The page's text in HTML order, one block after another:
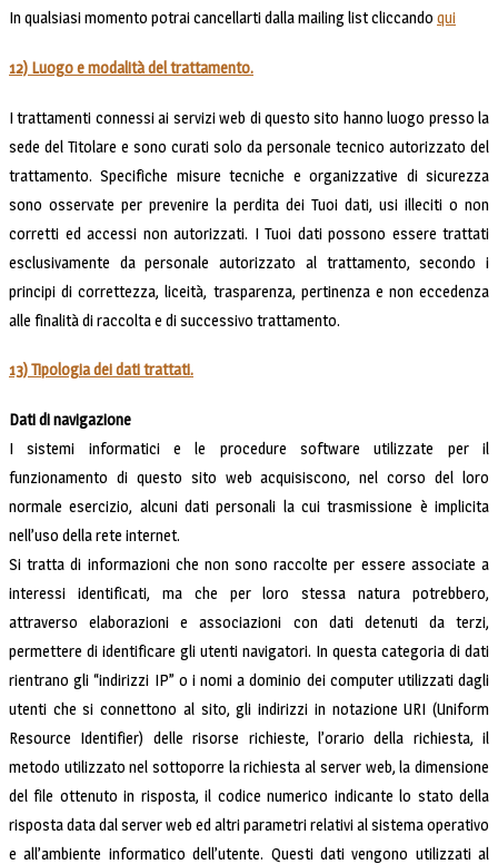
In qualsiasi momento potrai cancellarti dalla mailing list cliccando qui
12) Luogo e modalità del trattamento.
I trattamenti connessi ai servizi web di questo sito hanno luogo presso la
sede del Titolare e sono curati solo da personale tecnico autorizzato del
trattamento. Specifiche misure tecniche e organizzative di sicurezza
sono osservate per prevenire la perdita dei Tuoi dati, usi illeciti o non
corretti ed accessi non autorizzati. I Tuoi dati possono essere trattati
esclusivamente da personale autorizzato al trattamento, secondo i
principi di correttezza, liceità, trasparenza, pertinenza e non eccedenza
alle finalità di raccolta e di successivo trattamento.
13) Tipologia dei dati trattati.
Dati di navigazione
I sistemi informatici e le procedure software utilizzate per il
funzionamento di questo sito web acquisiscono, nel corso del loro
normale esercizio, alcuni dati personali la cui trasmissione è implicita
nell’uso della rete internet.
Si tratta di informazioni che non sono raccolte per essere associate a
interessi identificati, ma che per loro stessa natura potrebbero,
attraverso elaborazioni e associazioni con dati detenuti da terzi,
permettere di identificare gli utenti navigatori. In questa categoria di dati
rientrano gli “indirizzi IP” o i nomi a dominio dei computer utilizzati dagli
utenti che si connettono al sito, gli indirizzi in notazione URI (Uniform
Resource Identifier) delle risorse richieste, l’orario della richiesta, il
metodo utilizzato nel sottoporre la richiesta al server web, la dimensione
del file ottenuto in risposta, il codice numerico indicante lo stato della
risposta data dal server web ed altri parametri relativi al sistema operativo
e all’ambiente informatico dell’utente. Questi dati vengono utilizzati al